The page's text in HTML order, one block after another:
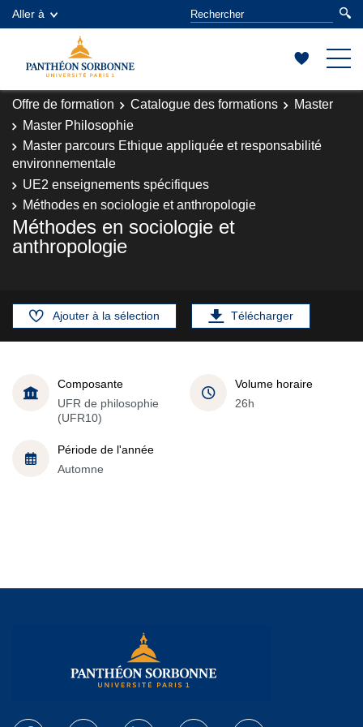
Aller à
Offre de formation Catalogue des formations
Master
Master Philosophie
Master parcours Ethique appliquée et responsabilité
environnementale
UE2 enseignements spécifiques
Méthodes en sociologie et anthropologie
Méthodes en sociologie et
anthropologie
Ajouter à la sélection Télécharger
Composante
UFR de philosophie
(UFR10)
Volume horaire
26h
Période de l'année
Automne